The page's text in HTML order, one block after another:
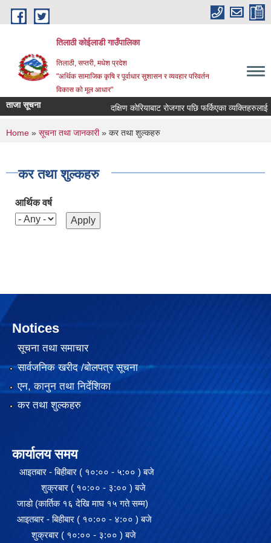
Skip to main content
तिलाठी कोईलाडी गाउँपालिका
तिलाठी, सप्तरी, मधेश प्रदेश
"अर्थिक सामाजिक कृषि र पूर्वाधार सुशासन र व्यवहार परिवर्तन
विकास को मूल आधार"
ताजा सूचना दक्षिण कोरियाबाट रोजगार पछि फर्किएका
You are here
Home » सूचना तथा जानकारी» कर तथा शुल्कहरु
कर तथा शुल्कहरु
आर्थिक वर्ष
Notices
सूचना तथा समाचार
सार्वजनिक खरीद /बोलपत्र सूचना
एन, कानुन तथा निर्देशिका
कर तथा शुल्कहरु
कार्यालय समय
आइतबार - बिहीबार ( १०:०० - ५:०० ) बजे
शुक्रबार ( १०:०० - ३:०० ) बजे
जाडो (कार्तिक १६ देखि माघ १५ गते सम्म)
आइतबार - बिहीबार ( १०:०० - ४:०० ) बजे
शुक्रबार ( १०:०० - ३:०० ) बजे